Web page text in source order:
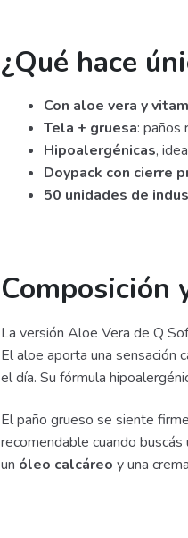
¿Qué hace
Con aloe vera y
Tela + gruesa: paños
Hipoalergénicas,
Doypack con cierre
50 unidades de
Composición
La versión Aloe Vera de Q
El aloe aporta una sensación
el día. Su fórmula
El paño grueso se siente
recomendable cuando
un óleo calcáreo y una